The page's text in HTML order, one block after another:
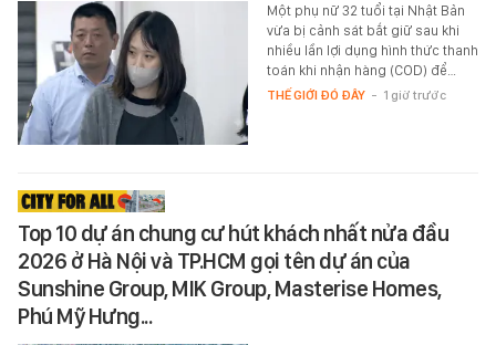
Một phụ nữ 32 tuổi tại Nhật Bản
vừa bị cảnh sát bắt giữ sau khi
nhiều lần lợi dụng hình thức thanh
toán khi nhận hàng (COD) để…
THẾ GIỚI ĐÓ ĐÂY - 1 giờ trước
Top 10 dự án chung cư hút khách nhất nửa đầu
2026 ở Hà Nội và TP.HCM gọi tên dự án của
Sunshine Group, MIK Group, Masterise Homes,
Phú Mỹ Hưng...